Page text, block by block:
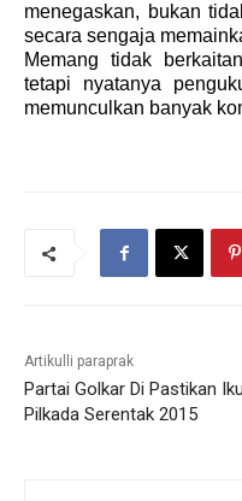
menegaskan, bukan
secara sengaja
Memang tidak
tetapi nyatanya
memunculkan banyak
Artikulli paraprak
Partai Golkar Di Pastikan
Pilkada Serentak 2015